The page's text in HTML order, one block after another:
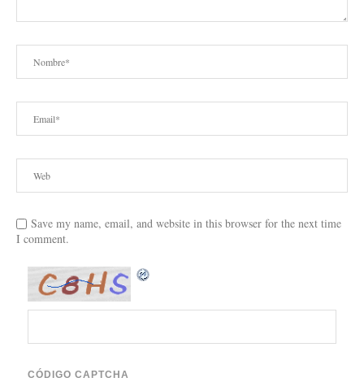
Save my name, email, and website in this browser for the next time
I comment.
CÓDIGO CAPTCHA